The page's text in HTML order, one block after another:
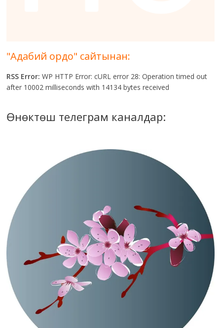
"Адабий ордо" сайтынан:
RSS Error: WP HTTP Error: cURL error 28: Operation timed out
after 10002 milliseconds with 14134 bytes received
Өнөктөш телеграм каналдар: